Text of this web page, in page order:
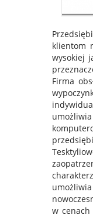
klientom
wysokiej
Firma
w cenach